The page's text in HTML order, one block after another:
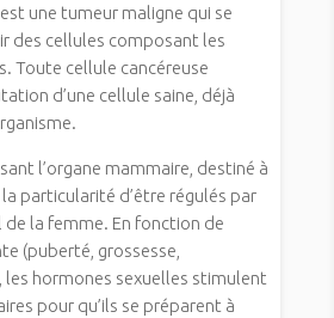
une tumeur maligne qui se
des cellules composant les
Toute cellule cancéreuse
d’une cellule saine, déjà
l’organe mammaire, destiné à
particularité d’être régulés par
de la femme. En fonction de
(puberté, grossesse,
hormones sexuelles stimulent
pour qu’ils se préparent à